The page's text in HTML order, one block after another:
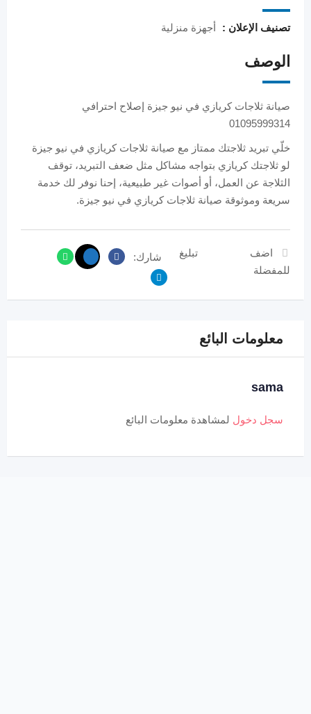
تصنيف الإعلان : أجهزة منزلية
الوصف
صيانة ثلاجات كريازي في نيو جيزة إصلاح احترافي
01095999314
خلّي تبريد ثلاجتك ممتاز مع صيانة ثلاجات كريازي في نيو جيزة
لو ثلاجتك كريازي بتواجه مشاكل مثل ضعف التبريد، توقف
الثلاجة عن العمل، أو أصوات غير طبيعية، إحنا نوفر لك خدمة
سريعة وموثوقة صيانة ثلاجات كريازي في نيو جيزة.
اضف
للمفضلة
تبليغ شارك:
معلومات البائع
sama
سجل دخول لمشاهدة معلومات البائع